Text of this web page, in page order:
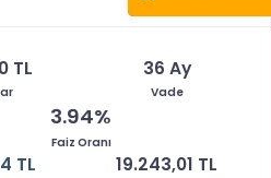
TL 36 Ay
Vade
3.94%
Faiz Oranı
TL 19.243,01 TL